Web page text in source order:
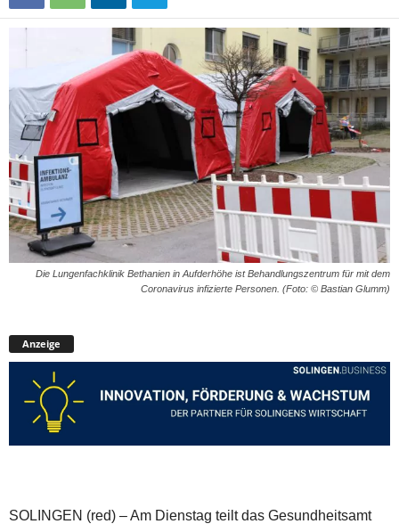
Die Lungenfachklinik Bethanien in Aufderhöhe ist Behandlungszentrum für mit dem
Coronavirus infizierte Personen. (Foto: © Bastian Glumm)
Anzeige
SOLINGEN (red) – Am Dienstag teilt das Gesundheitsamt